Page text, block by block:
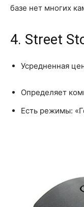
базе нет многих
4. Street
Усредненная
Определяет
Есть режимы: